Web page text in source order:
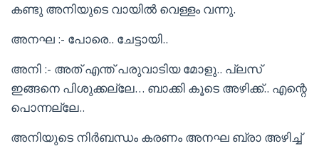
കണ്ടു അനിയുടെ വായിൽ വെള്ളം വന്നു.
അനഘ :- പോരെ.. ചേട്ടായി..
അനി :- അത് എന്ത് പരുവാടിയ മോളു.. പ്ലസ്
ഇങ്ങനെ പിശുക്കല്ലേ… ബാക്കി കൂടെ അഴിക്ക്.. എന്റെ
പൊന്നല്ലേ..
അനിയുടെ നിർബന്ധം കരണം അനഘ ബ്രാ അഴിച്ച്